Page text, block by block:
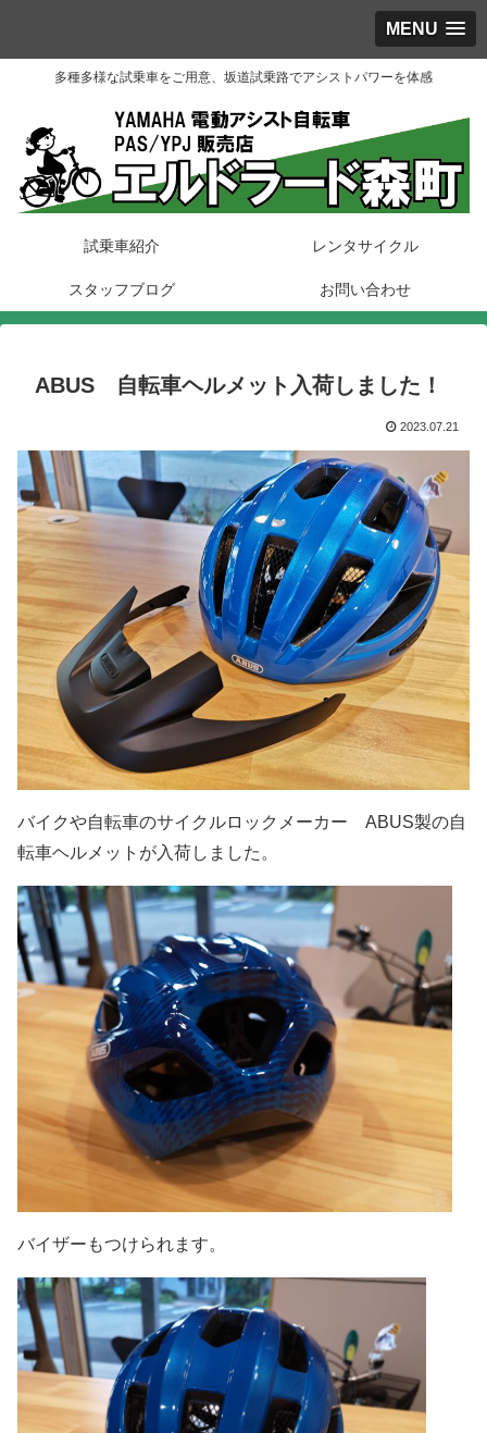
MENU
多種多様な試乗車をご用意、坂道試乗路でアシストパワーを体感
試乗車紹介 レンタサイクル
スタッフブログ お問い合わせ
ABUS 自転車ヘルメット入荷しました！
2023.07.21
バイクや自転車のサイクルロックメーカー ABUS製の自
転車ヘルメットが入荷しました。
バイザーもつけられます。